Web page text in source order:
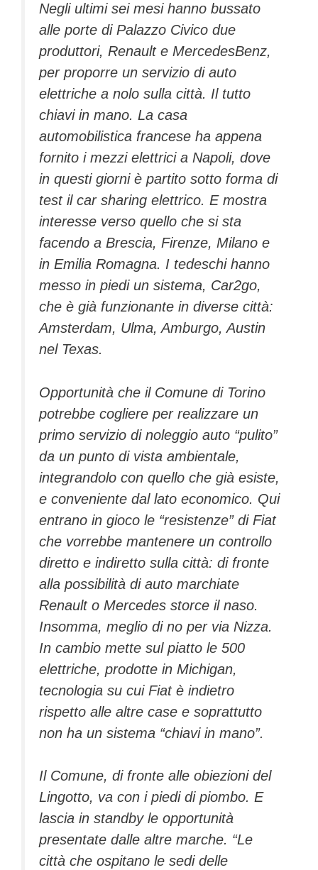
Negli ultimi sei mesi hanno bussato
alle porte di Palazzo Civico due
produttori, Renault e MercedesBenz,
per proporre un servizio di auto
elettriche a nolo sulla città. Il tutto
chiavi in mano. La casa
automobilistica francese ha appena
fornito i mezzi elettrici a Napoli, dove
in questi giorni è partito sotto forma di
test il car sharing elettrico. E mostra
interesse verso quello che si sta
facendo a Brescia, Firenze, Milano e
in Emilia Romagna. I tedeschi hanno
messo in piedi un sistema, Car2go,
che è già funzionante in diverse città:
Amsterdam, Ulma, Amburgo, Austin
nel Texas.
Opportunità che il Comune di Torino
potrebbe cogliere per realizzare un
primo servizio di noleggio auto “pulito”
da un punto di vista ambientale,
integrandolo con quello che già esiste,
e conveniente dal lato economico. Qui
entrano in gioco le “resistenze” di Fiat
che vorrebbe mantenere un controllo
diretto e indiretto sulla città: di fronte
alla possibilità di auto marchiate
Renault o Mercedes storce il naso.
Insomma, meglio di no per via Nizza.
In cambio mette sul piatto le 500
elettriche, prodotte in Michigan,
tecnologia su cui Fiat è indietro
rispetto alle altre case e soprattutto
non ha un sistema “chiavi in mano”.
Il Comune, di fronte alle obiezioni del
Lingotto, va con i piedi di piombo. E
lascia in standby le opportunità
presentate dalle altre marche. “Le
città che ospitano le sedi delle